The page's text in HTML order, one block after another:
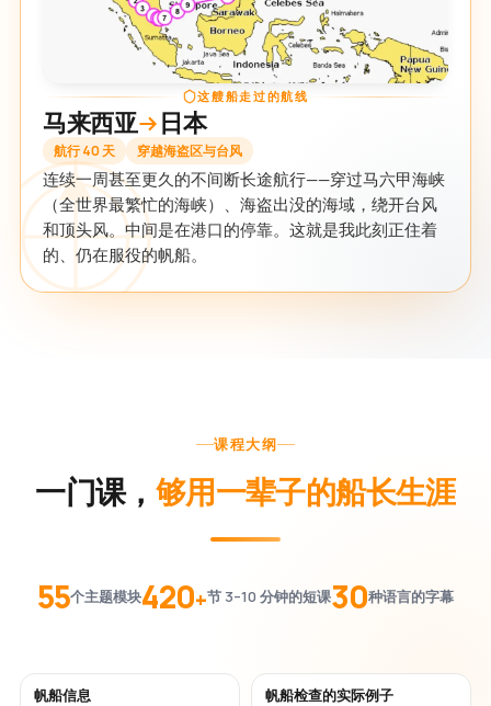
这艘船走过的航线
马来西亚 日本
航行 40 天 穿越海盗区与台风
连续一周甚至更久的不间断长途航行——穿过马六甲海峡
（全世界最繁忙的海峡）、海盗出没的海域，绕开台风
和顶头风。中间是在港口的停靠。这就是我此刻正住着
的、仍在服役的帆船。
课程大纲
一门课， 够用一辈子的船长生涯
55个主题模块420+节 3–10 分钟的短课30种语言的字幕
帆船信息 帆船检查的实际例子